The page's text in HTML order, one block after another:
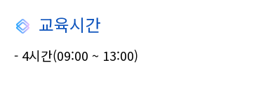
교육시간
- 4시간(09:00 ~ 13:00)